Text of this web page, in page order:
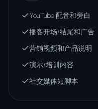
YouTube 配音和旁白
播客开场/结尾和广告
营销视频和产品说明
演示/培训内容
社交媒体短脚本